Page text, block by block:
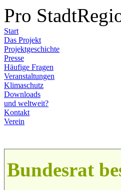
Pro
Start
Das Projekt
Projektgeschichte
Presse
Häufige Fragen
Veranstaltungen
Klimaschutz
Downloads
und weltweit?
Kontakt
Verein
Bundesrat